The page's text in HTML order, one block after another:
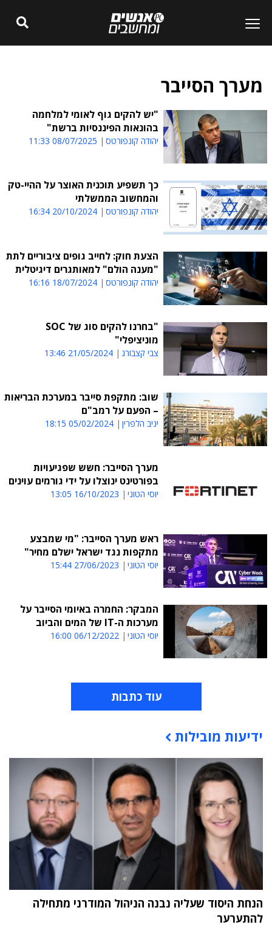
מערך הסייבר
"יש להקים גוף לאומי למלחמה
בהונאות הפיננסיות ברשת"
יהודה קונפורטס 08/07/2025 11:33
כך תשפיע תוכנית האוצר על ההיי-טק
והמחשוב הממשלתי
יהודה קונפורטס 20/10/2024 16:34
הצעת חוק: לחייב גופים ציבוריים לתת
"מענה הולם" למאותגרים דיגיטלית
יהודה קונפורטס 18/07/2024 16:16
"בחרנו להקים סוג של SOC
מוניציפלי"
צבי קצבורג 21/05/2024 13:46
שוב: מתקפת סייבר במערכת הבריאות
– הפעם על רמב"ם
יניב הלפרין 05/02/2024 18:15
מערך הסייבר: חשש שפגיעויות
בפורטינט ינוצלו על ידי גורמים עוינים
יוסי הטוני 16/10/2023 13:05
ראש מערך הסייבר: "מי שמבצע
מתקפות נגד ישראל ישלם מחיר"
יוסי הטוני 27/06/2023 15:44
המבקר: החמרה באיומי הסייבר על
מערכות ה-IT של המים והביוב
יוסי הטוני 06/12/2022 16:00
עוד כתבות
תוכן פרסומי
ידיעות מובילות
הנחת היסוד שעליה נבנה הניהול המודרני מתחילה
להתערער